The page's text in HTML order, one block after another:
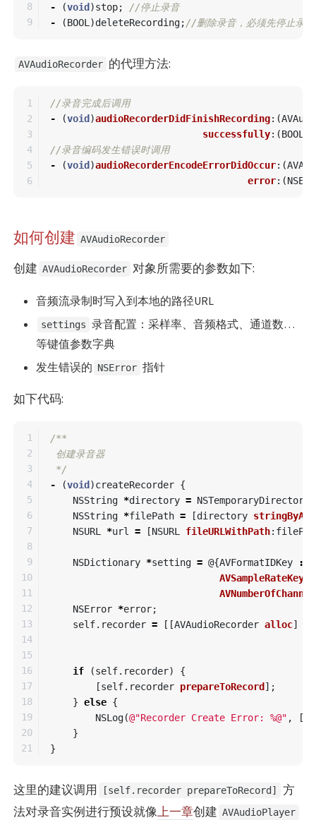
8
-
(void)stop;
//停止录音
-
(BOOL )deleteRecording; //删除录音，必须先停止录
AVAudioRecorder 的代理方法:
1
2
3
4
5
//录音完成后调用
-
(void )audioRecorderDidFinishRecording:(
successfully:(BOOL
//录音编码发生错误时调用
-
(void )audioRecorderEncodeErrorDidOccur:(
error:(
如何创建 AVAudioRecorder
创建 AVAudioRecorder 对象所需要的参数如下:
音频流录制时写入到本地的路径URL
settings 录音配置：采样率、音频格式、通道数…
等键值参数字典
发生错误的 NSError 指针
如下代码:
1
2
3
4
5
6
7
8
9
10
11
12
13
14
15
16
17
18
19
20
/**
创建录音器
*/
-
(void)createRecorder {
NSString *directory = NSTemporaryDirectory
NSString *filePath = [directory
NSURL
*url = [NSURL fileURLWithPath:
NSDictionary *setting = @{AVFormatIDKey :
AVSampleRateKey:
NSError *error;
self. recorder = [[AVAudioRecorder alloc]
if (self. recorder)
{
[self. recorder prepareToRecord];
} else {
NSLog(@"Recorder Create Error: %@" , [
}
}
这里的建议调用 [self.recorder prepareToRecord]
方
法对录音实例进行预设就像上一章创建 AVAudioPlayer